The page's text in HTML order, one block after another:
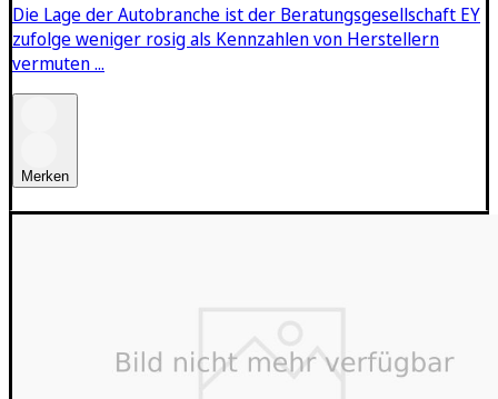
Die Lage der Autobranche ist der Beratungsgesellschaft EY
zufolge weniger rosig als Kennzahlen von Herstellern
vermuten ...
Merken